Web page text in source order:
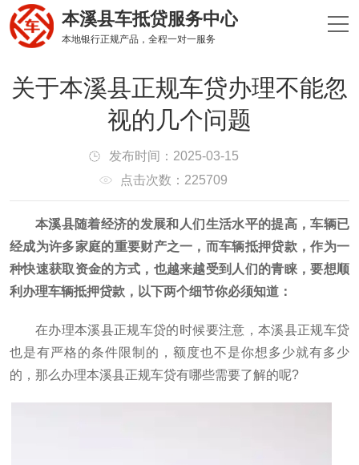
本溪县车抵贷服务中心
本地银行正规产品，全程一对一服务
关于本溪县正规车贷办理不能忽
视的几个问题
发布时间：2025-03-15
点击次数：225709
本溪县随着经济的发展和人们生活水平的提高，车辆已
经成为许多家庭的重要财产之一，而车辆抵押贷款，作为一
种快速获取资金的方式，也越来越受到人们的青睐，要想顺
利办理车辆抵押贷款，以下两个细节你必须知道：
在办理本溪县正规车贷的时候要注意，本溪县正规车贷
也是有严格的条件限制的，额度也不是你想多少就有多少
的，那么办理本溪县正规车贷有哪些需要了解的呢?